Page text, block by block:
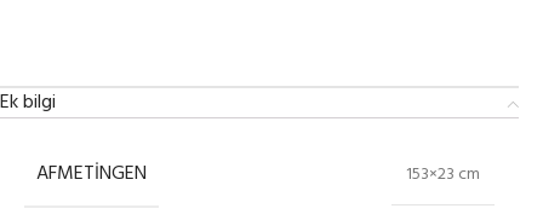
Ek bilgi
AFMETINGEN 153×23 cm